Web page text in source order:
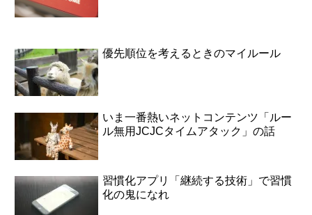
優先順位を考えるときのマイルール
いま一番熱いネットコンテンツ「ルー
ル無用JCJCタイムアタック」の話
習慣化アプリ「継続する技術」で習慣
化の鬼になれ